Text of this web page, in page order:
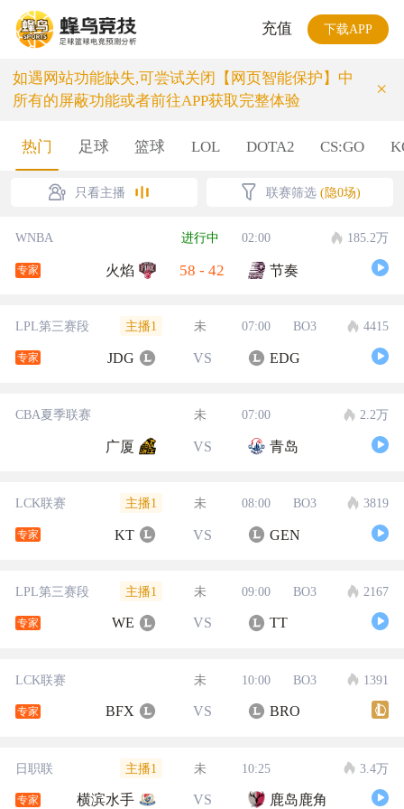
充值 下载APP
如遇网站功能缺失,可尝试关闭【网页智能保护】中
所有的屏蔽功能或者前往APP获取完整体验
×
热门 足球 篮球 LOL DOTA2 CS:GO
只看主播 联赛筛选 (隐0场)
WNBA 进行中 02:00 185.2万
专家 火焰 58 - 42 节奏
LPL第三赛段 主播1 未 07:00 BO3 4415
专家 JDG VS EDG
CBA夏季联赛 未 07:00 2.2万
广厦 VS 青岛
LCK联赛 主播1 未 08:00 BO3 3819
专家 KT VS GEN
LPL第三赛段 主播1 未 09:00 BO3 2167
专家 WE VS TT
LCK联赛 未 10:00 BO3 1391
专家 BFX VS BRO
日职联 主播1 未 10:25 3.4万
专家 横滨水手 VS 鹿岛鹿角